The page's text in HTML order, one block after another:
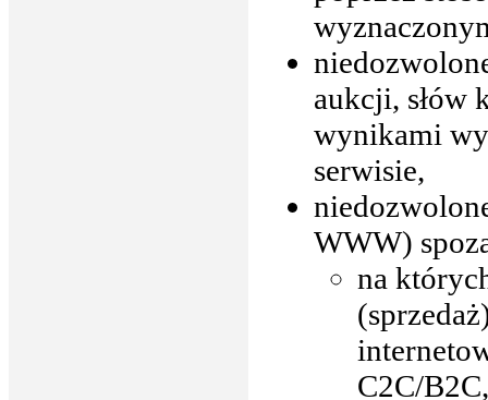
aukcji, słów
wynikami
serwisie,
WWW)
na
C2C/B2C,